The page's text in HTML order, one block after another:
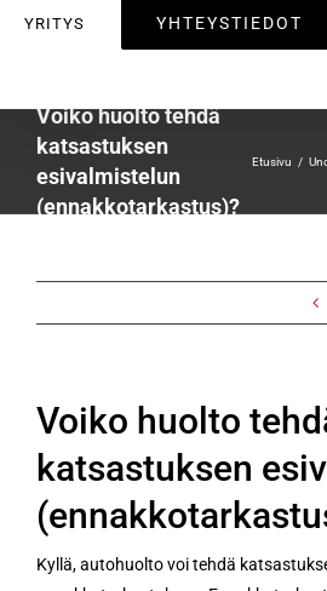
YRITYS YHTEYSTIEDOT
Voiko huolto tehdä
katsastuksen
esivalmistelun
(ennakkotarkastus)?
Etusivu
Voiko huolto
katsastuksen
Kyllä, autohuolto voi tehdä